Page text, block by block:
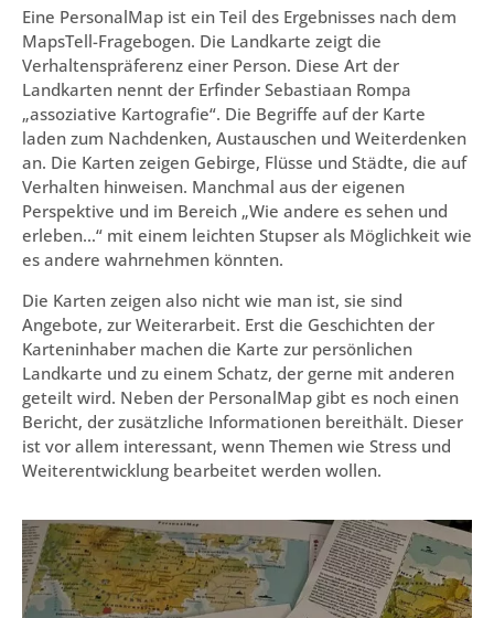
Eine PersonalMap ist ein Teil des Ergebnisses nach dem
MapsTell-Fragebogen. Die Landkarte zeigt die
Verhaltenspräferenz einer Person. Diese Art der
Landkarten nennt der Erfinder Sebastiaan Rompa
„assoziative Kartografie“. Die Begriffe auf der Karte
laden zum Nachdenken, Austauschen und Weiterdenken
an. Die Karten zeigen Gebirge, Flüsse und Städte, die auf
Verhalten hinweisen. Manchmal aus der eigenen
Perspektive und im Bereich „Wie andere es sehen und
erleben…“ mit einem leichten Stupser als Möglichkeit wie
es andere wahrnehmen könnten.
Die Karten zeigen also nicht wie man ist, sie sind
Angebote, zur Weiterarbeit. Erst die Geschichten der
Karteninhaber machen die Karte zur persönlichen
Landkarte und zu einem Schatz, der gerne mit anderen
geteilt wird. Neben der PersonalMap gibt es noch einen
Bericht, der zusätzliche Informationen bereithält. Dieser
ist vor allem interessant, wenn Themen wie Stress und
Weiterentwicklung bearbeitet werden wollen.